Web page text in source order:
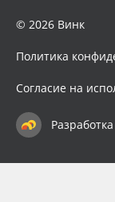
© 2026 Винк
Политика
Согласие на